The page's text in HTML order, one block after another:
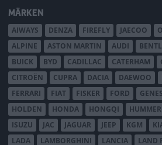
MÄRKEN
AIWAYS DENZA FIREFLY JAECOO
ALPINE
ASTON MARTIN AUDI
BUICK
BYD CADILLAC CATERHAM
CITROËN
CUPRA DACIA DAEWOO
FERRARI
FIAT FISKER FORD
HOLDEN
HONDA HONGQI HUMMER
ISUZU
JAC JAGUAR JEEP KGM
LADA
LAMBORGHINI LANCIA LAND